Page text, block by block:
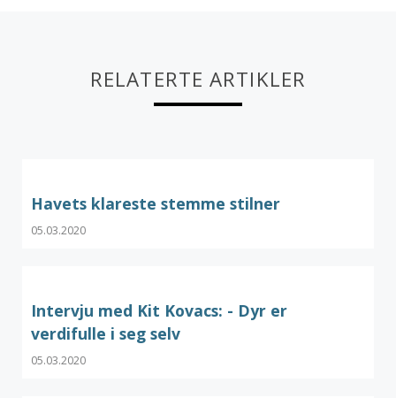
RELATERTE ARTIKLER
Havets klareste stemme stilner
05.03.2020
Intervju med Kit Kovacs: - Dyr er
verdifulle i seg selv
05.03.2020